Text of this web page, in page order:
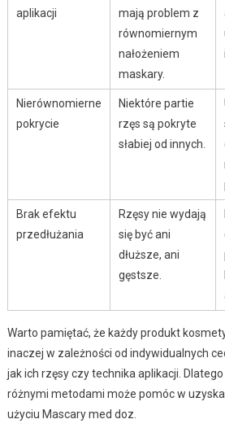
aplikacji
mają problem z
równomiernym
nałożeniem
maskary.
Nierównomierne
pokrycie
Niektóre partie
rzęs są pokryte
słabiej od innych.
Brak efektu
przedłużania
Rzęsy nie wydają
się być ani
dłuższe, ani
gęstsze.
Warto pamiętać, że każdy produkt
inaczej w zależności od indywidualnych
jak ich rzęsy czy technika aplikacji.
różnymi metodami może pomóc w
użyciu Mascary med doz.